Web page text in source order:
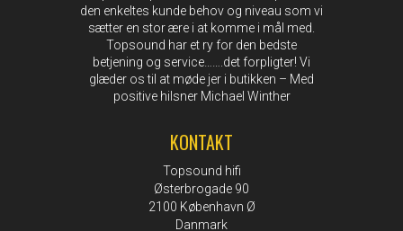
den enkeltes kunde behov og niveau som vi
sætter en stor ære i at komme i mål med.
Topsound har et ry for den bedste
betjening og service…….det forpligter! Vi
glæder os til at møde jer i butikken – Med
positive hilsner Michael Winther
KONTAKT
Topsound hifi
Østerbrogade 90
2100 København Ø
Danmark